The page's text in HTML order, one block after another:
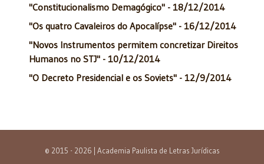
"Constitucionalismo Demagógico" - 18/12/2014
"Os quatro Cavaleiros do Apocalípse" - 16/12/2014
"Novos Instrumentos permitem concretizar Direitos
Humanos no STJ" - 10/12/2014
"O Decreto Presidencial e os Soviets" - 12/9/2014
© 2015 - 2026 | Academia Paulista de Letras Jurídicas